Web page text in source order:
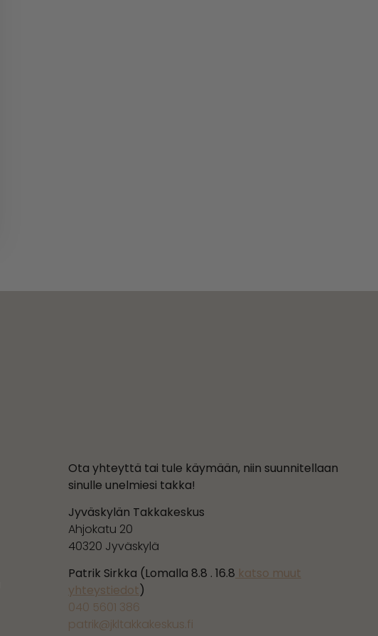
Ota yhteyttä tai tule käymään, niin suunnitellaan
sinulle unelmiesi takka!
Jyväskylän Takkakeskus
Ahjokatu 20
40320 Jyväskylä
Patrik Sirkka (Lomalla 8.8 . 16.8 katso muut
yhteystiedot)
040 5601 386
patrik@jkltakkakeskus.fi